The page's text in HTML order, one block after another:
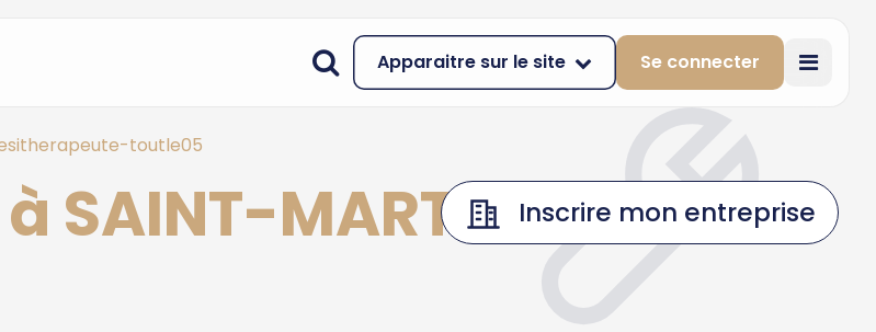
Apparaitre sur le site Se connecter
toutle05
SAINT-MARTIN-DE-Inscrire mon entreprise